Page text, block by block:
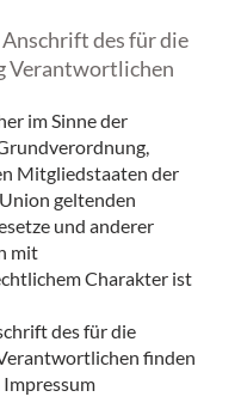
Anschrift des für die
Verantwortlichen
im Sinne der
Mitgliedstaaten der
geltenden
und anderer
mit
Charakter ist
des für die
finden
Impressum